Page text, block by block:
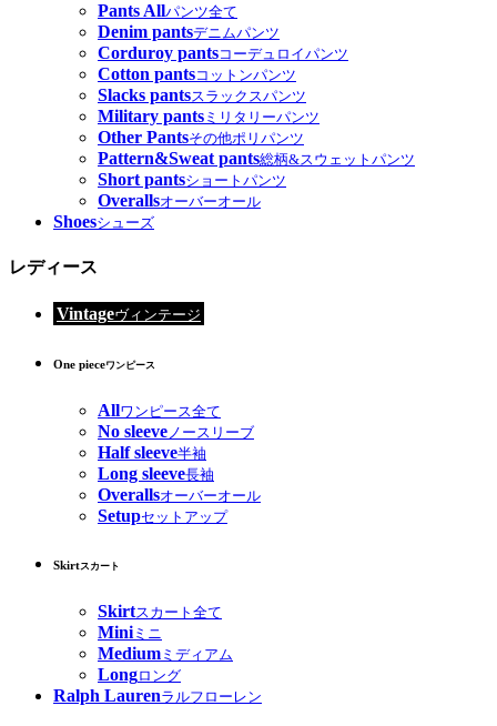
Pants Allパンツ全て
Denim pantsデニムパンツ
Corduroy pantsコーデュロイパンツ
Cotton pantsコットンパンツ
Slacks pantsスラックスパンツ
Military pants ミリタリーパンツ
Other Pantsその他ポリパンツ
Pattern&Sweat pants総柄&スウェットパンツ
Short pantsショートパンツ
Overallsオーバーオール
Shoesシューズ
レディース
Vintageヴィンテージ
One pieceワンピース
Allワンピース全て
No sleeve ノースリーブ
Half sleeve半袖
Long sleeve長袖
Overallsオーバーオール
Setupセットアップ
Skirtスカート
Skirtスカート全て
Miniミニ
Medium ミディアム
Longロング
Ralph Laurenラルフローレン